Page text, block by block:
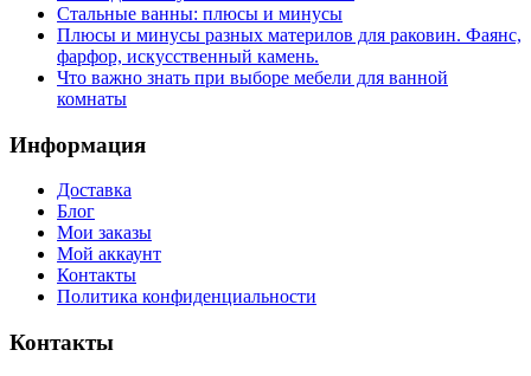
Стальные ванны: плюсы и минусы
Плюсы и минусы разных материлов для раковин. Фаянс,
фарфор, искусственный камень.
Что важно знать при выборе мебели для ванной
комнаты
Информация
Доставка
Блог
Мои заказы
Мой аккаунт
Контакты
Политика конфиденциальности
Контакты